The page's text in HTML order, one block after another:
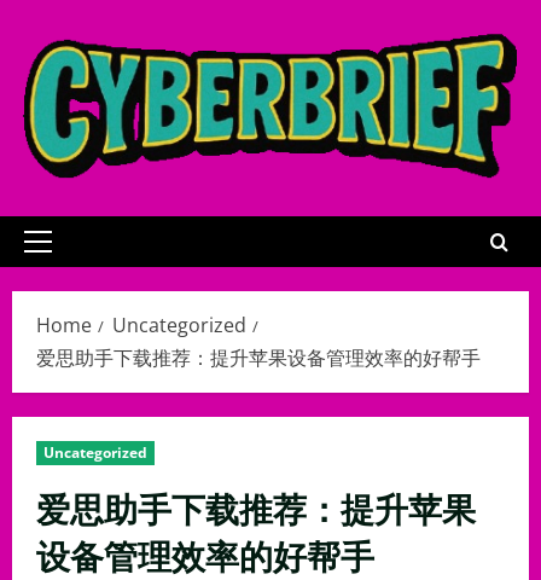
content
Primary
Home
Uncategorized
爱思助手下载推荐：提升苹果设备管理效率的好帮手
Uncategorized
爱思助手下载推荐：提升苹果
设备管理效率的好帮手